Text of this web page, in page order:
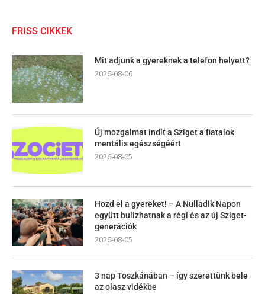
FRISS CIKKEK
Mit adjunk a gyereknek a telefon helyett?
2026-08-06
Új mozgalmat indít a Sziget a fiatalok
mentális egészségéért
2026-08-05
Hozd el a gyereket! – A Nulladik Napon
együtt bulizhatnak a régi és az új Sziget-
generációk
2026-08-05
3 nap Toszkánában – így szerettünk bele
az olasz vidékbe